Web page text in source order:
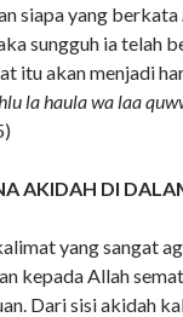
siapa yang berkata
sungguh ia telah
itu akan menjadi
la haula wa laa
AKIDAH DI
yang sangat
kepada Allah
Dari sisi akidah